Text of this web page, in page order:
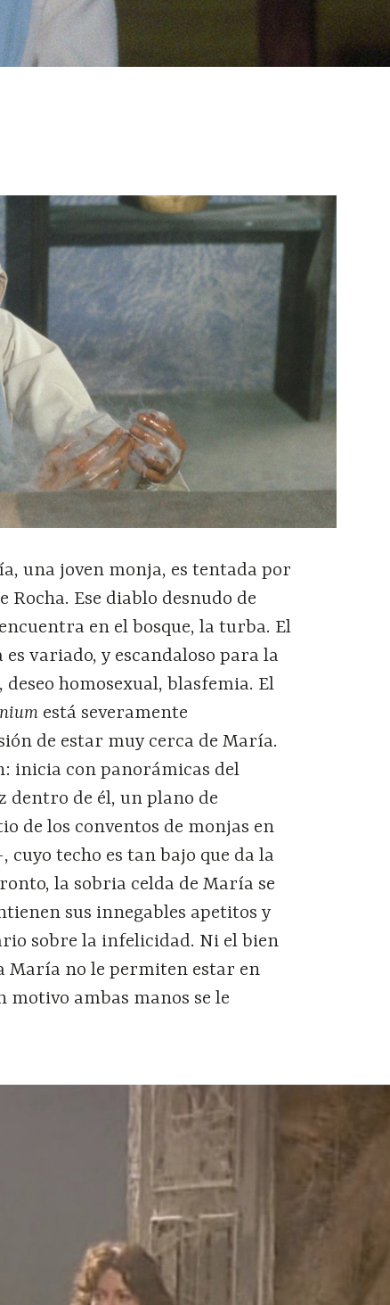
una joven monja, es tentada por
Ese diablo desnudo de
en el bosque, la turba. El
variado, y escandaloso para la
deseo homosexual, blasfemia. El
está severamente
de estar muy cerca de María.
inicia con panorámicas del
dentro de él, un plano de
de los conventos de monjas en
techo es tan bajo que da la
la sobria celda de María se
sus innegables apetitos y
sobre la infelicidad. Ni el bien
María no le permiten estar en
motivo ambas manos se le